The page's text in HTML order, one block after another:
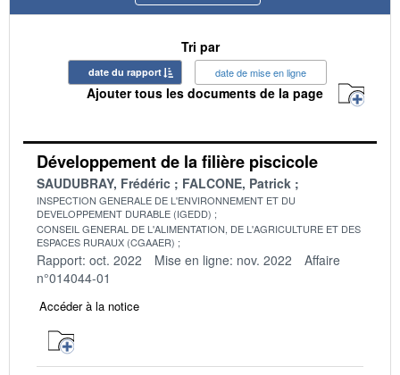
Tri par
date du rapport date de mise en ligne
Ajouter tous les documents de la page
Développement de la filière piscicole
SAUDUBRAY, Frédéric FALCONE, Patrick
INSPECTION GENERALE DE L'ENVIRONNEMENT ET DU
DEVELOPPEMENT DURABLE (IGEDD)
CONSEIL GENERAL DE L'ALIMENTATION, DE L'AGRICULTURE ET DES
ESPACES RURAUX (CGAAER)
Rapport: oct. 2022 Mise en ligne: nov. 2022
Affaire
n°014044-01
Accéder à la notice